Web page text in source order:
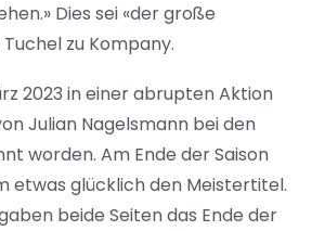
Dies sei «der große
zu Kompany.
2023 in einer abrupten Aktion
Julian Nagelsmann bei den
worden. Am Ende der Saison
etwas glücklich den Meistertitel.
beide Seiten das Ende der